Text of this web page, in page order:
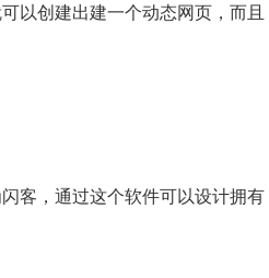
创建出建一个动态网页，而且
客，通过这个软件可以设计拥有